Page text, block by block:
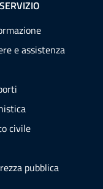
e assistenza
civile
pubblica